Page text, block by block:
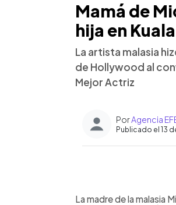
Mamá de
hija en
La artista malasia
de Hollywood al
Mejor Actriz
PorAgencia
Publicado el 13
► Escuchar
La madre de la malasia